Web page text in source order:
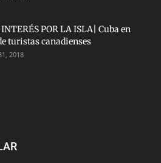
INTERÉS POR LA ISLA| Cuba en
turistas canadienses
2018